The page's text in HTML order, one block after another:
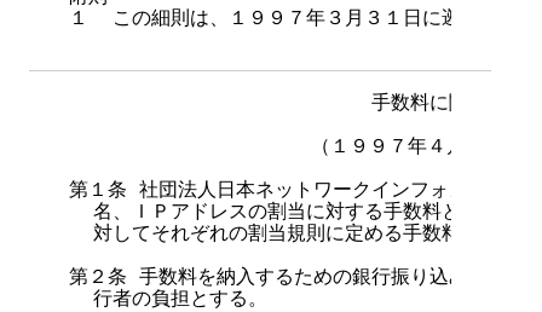
１  この細則は、１９９７年３月３１日に遡って適
手数料に関する細
（１９９７年４月１６日
第１条 社団法人日本ネットワークインフォメーショ
名、ＩＰアドレスの割当に対する手数料として、
対してそれぞれの割当規則に定める手数料を請求
第２条 手数料を納入するための銀行振り込み手数料
  行者の負担とする。